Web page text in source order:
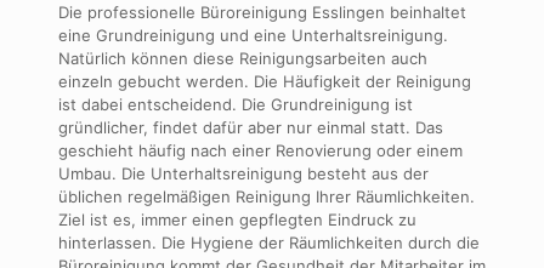
Die professionelle Büroreinigung Esslingen beinhaltet
eine Grundreinigung und eine Unterhaltsreinigung.
Natürlich können diese Reinigungsarbeiten auch
einzeln gebucht werden. Die Häufigkeit der Reinigung
ist dabei entscheidend. Die Grundreinigung ist
gründlicher, findet dafür aber nur einmal statt. Das
geschieht häufig nach einer Renovierung oder einem
Umbau. Die Unterhaltsreinigung besteht aus der
üblichen regelmäßigen Reinigung Ihrer Räumlichkeiten.
Ziel ist es, immer einen gepflegten Eindruck zu
hinterlassen. Die Hygiene der Räumlichkeiten durch die